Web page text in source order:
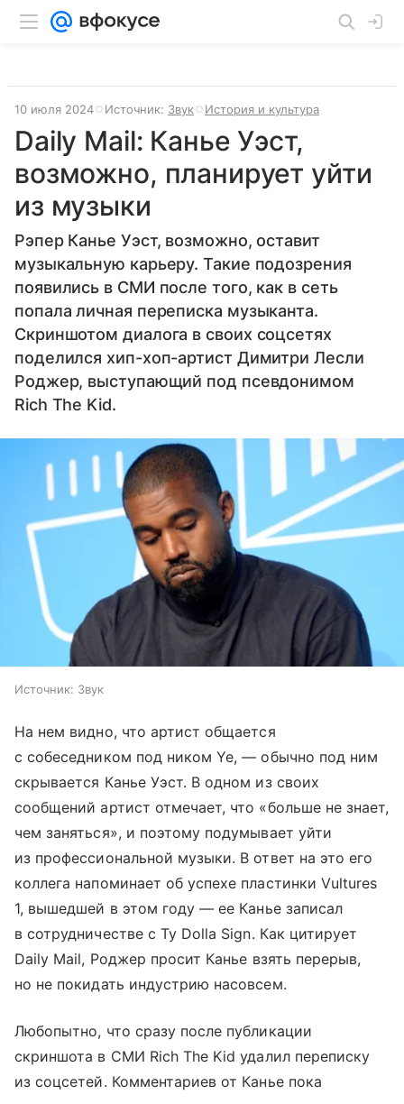
10 июля 2024 Источник: Звук История и культура
Daily Mail: Канье Уэст,
возможно, планирует уйти
из музыки
Рэпер Канье Уэст, возможно, оставит
музыкальную карьеру. Такие подозрения
появились в СМИ после того, как в сеть
попала личная переписка музыканта.
Скриншотом диалога в своих соцсетях
поделился хип-хоп-артист Димитри Лесли
Роджер, выступающий под псевдонимом
Rich The Kid.
Источник: Звук
На нем видно, что артист общается
с собеседником под ником Ye, — обычно под ним
скрывается Канье Уэст. В одном из своих
сообщений артист отмечает, что «больше не знает,
чем заняться», и поэтому подумывает уйти
из профессиональной музыки. В ответ на это его
коллега напоминает об успехе пластинки Vultures
1, вышедшей в этом году — ее Канье записал
в сотрудничестве с Ty Dolla Sign. Как цитирует
Daily Mail, Роджер просит Канье взять перерыв,
но не покидать индустрию насовсем.
Любопытно, что сразу после публикации
скриншота в СМИ Rich The Kid удалил переписку
из соцсетей. Комментариев от Канье пока